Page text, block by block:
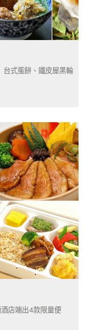
式蛋餅、鐵皮屋黑輪
店端出4款限量便